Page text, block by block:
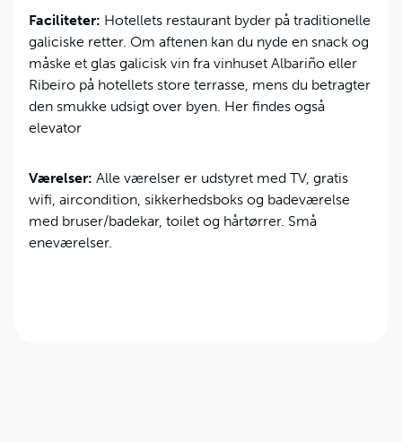
Faciliteter: Hotellets restaurant byder på traditionelle
galiciske retter. Om aftenen kan du nyde en snack og
måske et glas galicisk vin fra vinhuset Albariño eller
Ribeiro på hotellets store terrasse, mens du betragter
den smukke udsigt over byen. Her findes også
elevator
Værelser: Alle værelser er udstyret med TV, gratis
wifi, aircondition, sikkerhedsboks og badeværelse
med bruser/badekar, toilet og hårtørrer. Små
eneværelser.